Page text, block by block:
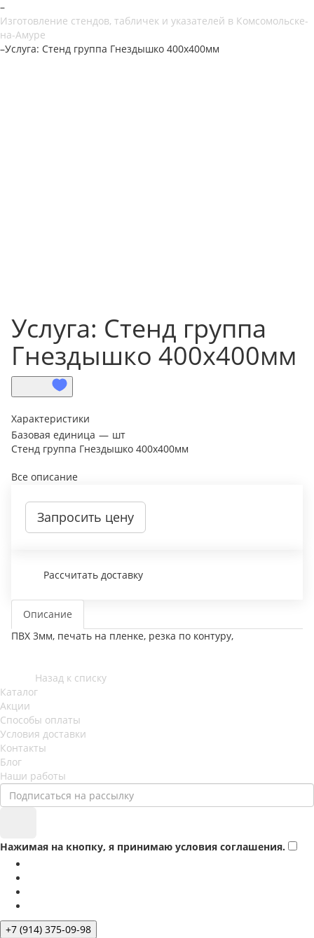
–
Изготовление стендов, табличек и указателей в Комсомольске-
на-Амуре
–Услуга: Стенд группа Гнездышко 400х400мм
Услуга: Стенд группа
Гнездышко 400х400мм
Характеристики
Базовая единица — шт
Стенд группа Гнездышко 400х400мм
Все описание
Запросить цену
Рассчитать доставку
Описание
ПВХ 3мм, печать на пленке, резка по контуру,
Назад к списку
Каталог
Акции
Способы оплаты
Условия доставки
Контакты
Блог
Наши работы
Нажимая на кнопку, я принимаю условия соглашения.
+7 (914) 375-09-98